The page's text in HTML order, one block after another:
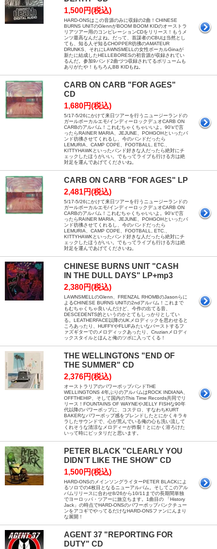
1,500円(税込)
HARD-ONSはこの音源のみに収録の2曲！CHINESE
BURNS UNITのGlennがBOOM BOOM KIDのオーストラ
リアツアー用のコンピレーションCDをリリース！もうメ
ンツ最高なんだよね。だって、首謀者のCBUは当然とし
ても、知る人ぞ知るCHOPPER彷彿のAMATEUR
DRUNKS、それにLAWNSMELLの女性ボーカルGinaが
新たに結成したHELLEBORESの初音源が収録されてい
るんだ。参加9バンド2曲づつ収録されてるボリュームも
ありがたや！もちろんBB KIDもね。
CARB ON CARB "FOR AGES"
CD
1,680円(税込)
5/17-5/26にかけて来日ツアーを行うニュージーランドの
ガールボーカルエモ/インディーロックデュオCARB ON
CARBのアルバム！これむちゃくちゃいいよ。90'sで言
ったらRAINER MARIA、JEJUNE、POHGOHといったバ
ンド彷彿させてくれるし、今のバンドだったら
LEMURIA、CAMP COPE、FOOTBALL, ETC.、
KITTYHAWKといったバンド好きな人だったら絶対にチ
ェックしたほうがいい。でもってライブも行ける方は絶
対足を運んであげてくださいね。
CARB ON CARB "FOR AGES" LP
2,481円(税込)
5/17-5/26にかけて来日ツアーを行うニュージーランドの
ガールボーカルエモ/インディーロックデュオCARB ON
CARBのアルバム！これむちゃくちゃいいよ。90'sで言
ったらRAINER MARIA、JEJUNE、POHGOHといったバ
ンド彷彿させてくれるし、今のバンドだったら
LEMURIA、CAMP COPE、FOOTBALL, ETC.、
KITTYHAWKといったバンド好きな人だったら絶対にチ
ェックしたほうがいい。でもってライブも行ける方は絶
対足を運んであげてくださいね。
CHINESE BURNS UNIT "CASH
IN THE DULL DAYS" LP+mp3
2,380円(税込)
LAWNSMELLのGlenn、FRENZAL RHOMBのJasonらに
よるCHINESE BURNS UNITの2ndアルバム！これまで
もむちゃくちゃ良いんだけど、今作の出てる音、
DESCEDENTS的というのかとてもしっかりとしてい
る。LEATHERFACE以降のUKメロディックを思わせると
ころあったり、HUFFYやFLUFみたいなバーストするフ
ァズギターでのメロディックあったり、Cruzianメロディ
ックスタイルとほんと俺のツボに入ってくる！
THE WELLINGTONS "END OF
THE SUMMER" CD
2,376円(税込)
オーストラリアのパワーポップバンドTHE
WELLINGTONS 4年ぶりのアルバムはROCK INDIANA、
OFFTHEHIP、そして国内のThis Time Records共同でリ
リース！FOUNTAINS OF WAYNEやJELLY FISHな90年
代以降のパワーポップに、コステロ、すなわちKURT
BAKERなパワーポップ感をブレンドしたとにかくキラキ
ラしたサウンドで、心が荒んでいる俺の心も洗い流して
くれそうな清涼なメロディーが炸裂！とにかく溶ろけた
いって時にピッタリだと思います。
PETER BLACK "CLEARLY YOU
DIDN’T LIKE THE SHOW" CD
1,500円(税込)
HARD-ONSのメインソングライターPETER BLACKによ
るソロでの4枚目となるニューアルバム。そしてこのアル
バムリリースに合わせ8/26から10/11までの長期間単独
でヨーロッパ・ツアーに旅立ちます。1曲目の 「History
Jack」の時点でHARD-ONSのパワーポップパンクチュー
ンをアコギでやってるだけなHARD-ONSファンにんまり
な展開！
AGENT 37 "REPORTING FOR
DUTY" CD